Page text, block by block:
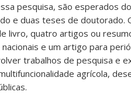
pesquisa, são esperados
e duas teses de doutorado.
livro, quatro artigos ou
e um artigo para
trabalhos de pesquisa e
agrícola,